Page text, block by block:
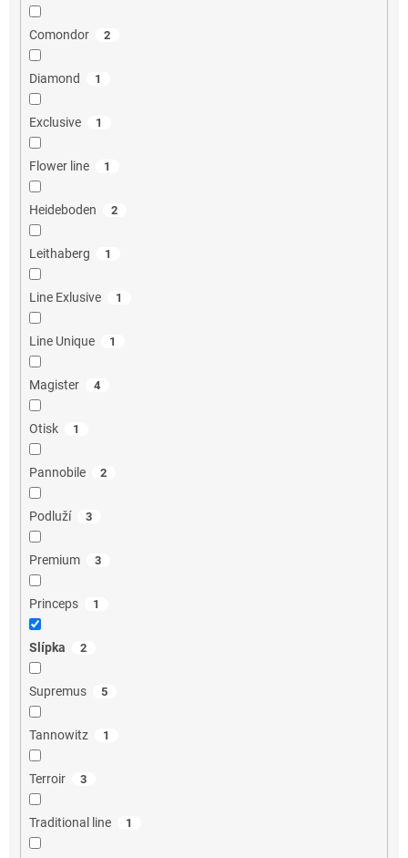
Comondor 2
Diamond 1
Exclusive 1
Flower line 1
Heideboden 2
Leithaberg 1
Line Exlusive 1
Line Unique 1
Magister 4
Otisk 1
Pannobile 2
Podluží 3
Premium 3
Princeps 1
Slípka 2
Supremus 5
Tannowitz 1
Terroir 3
Traditional line 1